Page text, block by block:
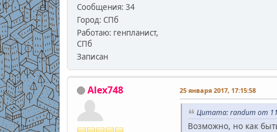
Сообщения: 34
Город: СПб
Работаю: генпланист,
СПб
Записан
Alex748 25 января 2017, 17:15:58
Цитата: randum от 11
Возможно, но как